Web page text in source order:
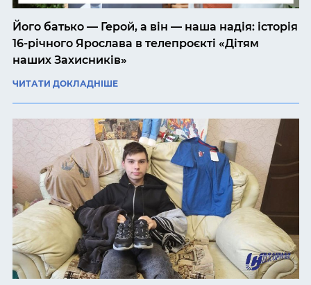
Його батько — Герой, а він — наша надія: історія
16-річного Ярослава в телепроєкті «Дітям
наших Захисників»
ЧИТАТИ ДОКЛАДНІШЕ